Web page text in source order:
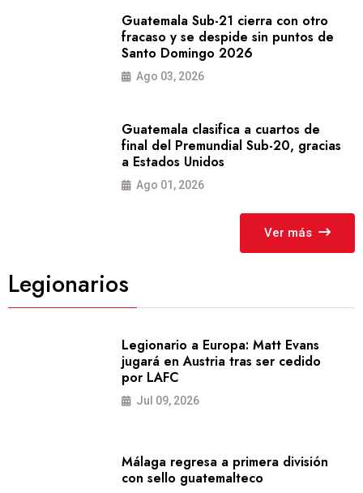
Guatemala Sub-21 cierra con otro
fracaso y se despide sin puntos de
Santo Domingo 2026
Ago 03, 2026
Guatemala clasifica a cuartos de
final del Premundial Sub-20, gracias
a Estados Unidos
Ago 01, 2026
Ver más
Legionarios
Legionario a Europa: Matt Evans
jugará en Austria tras ser cedido
por LAFC
Jul 09, 2026
Málaga regresa a primera división
con sello guatemalteco